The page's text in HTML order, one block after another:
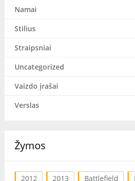
Namai
Stilius
Straipsniai
Uncategorized
Vaizdo įrašai
Verslas
Žymos
2012 2013 Battlefield